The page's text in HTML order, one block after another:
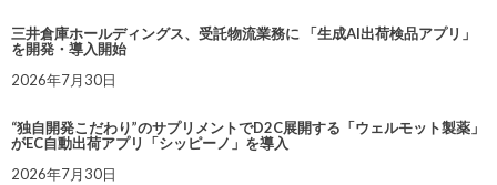
三井倉庫ホールディングス、受託物流業務に 「生成AI出荷検品アプリ」
を開発・導入開始
2026年7月30日
“独自開発こだわり”のサプリメントでD2C展開する「ウェルモット製薬」
がEC自動出荷アプリ「シッピーノ」を導入
2026年7月30日